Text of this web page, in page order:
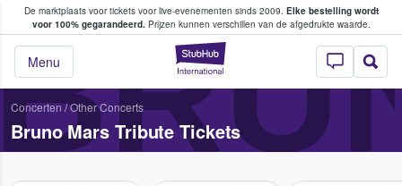
De marktplaats voor tickets voor live-evenementen sinds 2009. Elke bestelling wordt
voor 100% gegarandeerd.Prijzen kunnen verschillen van de afgedrukte waarde.
StubHub: waar
Menu
tickets kopen en verkopen
Concerten/Other Concerts
Bruno Mars Tribute Tickets